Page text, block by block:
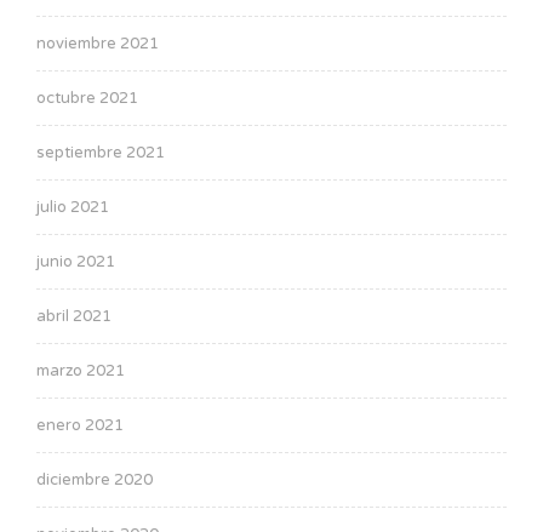
noviembre 2021
octubre 2021
septiembre 2021
julio 2021
junio 2021
abril 2021
marzo 2021
enero 2021
diciembre 2020